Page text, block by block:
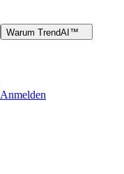
Warum TrendAI™
Anmelden